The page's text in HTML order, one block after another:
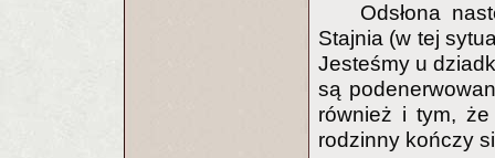
Odsłona
Stajnia (w tej
Jesteśmy u
są
również i tym,
rodzinny kończy